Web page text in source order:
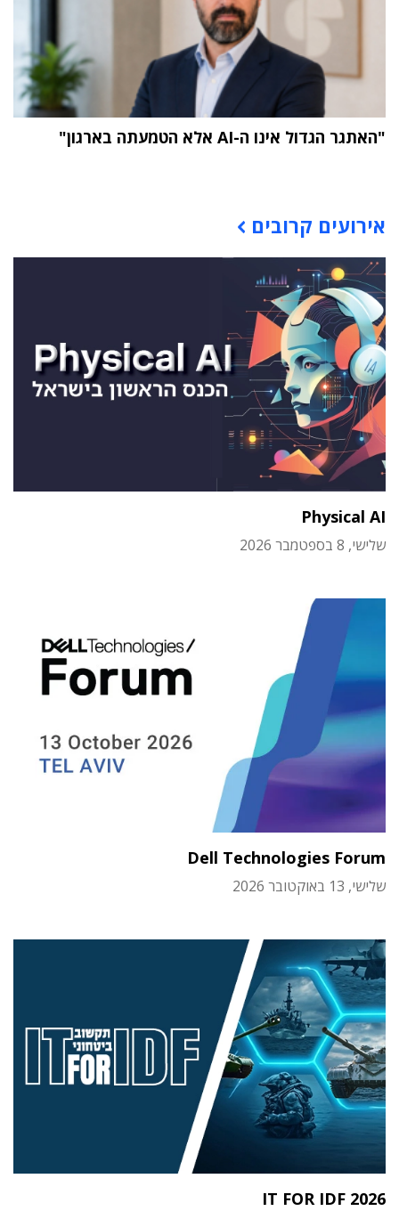
"האתגר הגדול אינו ה-AI אלא הטמעתה בארגון"
אירועים קרובים
Physical AI
שלישי, 8 בספטמבר 2026
Dell Technologies Forum
שלישי, 13 באוקטובר 2026
IT FOR IDF 2026